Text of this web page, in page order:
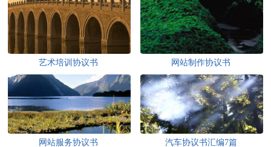
艺术培训协议书 网站制作协议书
网站服务协议书 汽车协议书汇编7篇